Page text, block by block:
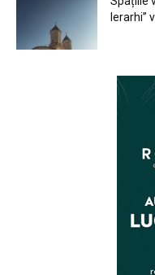
Ierarhi”